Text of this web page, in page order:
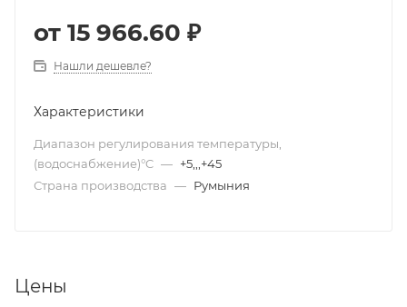
от 15 966.60 ₽
Нашли дешевле?
Характеристики
Диапазон регулирования температуры,
(водоснабжение)°C — +5,,,+45
Страна производства — Румыния
Цены